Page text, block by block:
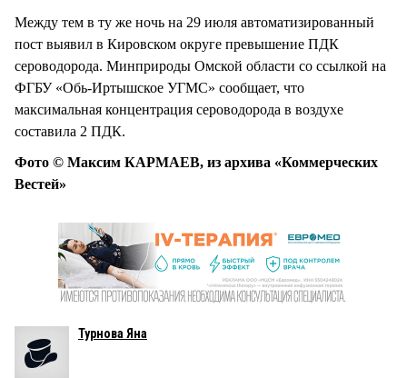
Между тем в ту же ночь на 29 июля автоматизированный
пост выявил в Кировском округе превышение ПДК
сероводорода. Минприроды Омской области со ссылкой на
ФГБУ «Обь-Иртышское УГМС» сообщает, что
максимальная концентрация сероводорода в воздухе
составила 2 ПДК.
Фото © Максим КАРМАЕВ, из архива «Коммерческих
Вестей»
Турнова Яна